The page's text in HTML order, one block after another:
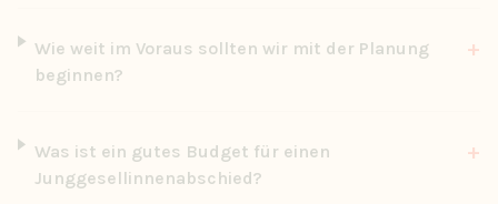
Wie weit im Voraus sollten wir mit der Planung
beginnen?
+
Was ist ein gutes Budget für einen
Junggesellinnenabschied?
+